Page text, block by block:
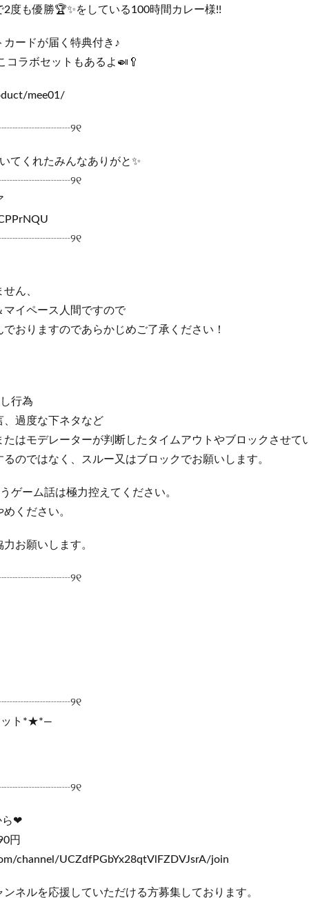
度も優勝🏆✨をしている100時間カレー様!!
ードが届く特典付き♪
コラボセットもあるよ🍛🥄
mee01/
てくれたみんなありがと✨
ん、
イペース人間ですので
おりますのであらかじめご了承ください！
行為
、過度な下ネタなど
はモデレーターが判断したタイムアウトやブロックさせて
のではなく、スルー又はブロックでお願いします。
ゲーム話は極力控えてください。
ください。
お願いします。
ット*★*―
ら❤
円
channel/UCZdfPGbYx28qtVlFZDVJsrA/join
ネルを応援していただける方募集しております。